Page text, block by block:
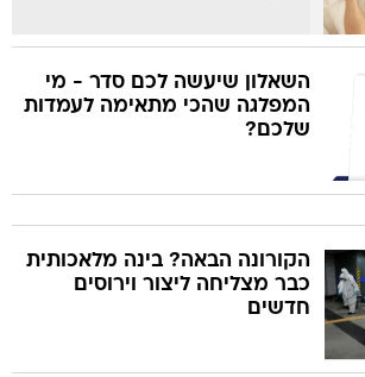
השאלון שיעשה לכם סדר - מי
המפלגה שהכי מתאימה לעמדות
שלכם?
הקורונה הבאה? בינה מלאכותית
כבר מצליחה ליצור וירוסים
חדשים